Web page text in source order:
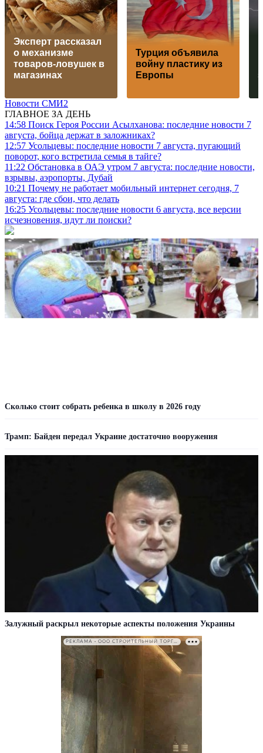
Эксперт рассказал
о механизме
товаров-ловушек в
магазинах
Турция объявила
войну пластику из
Европы
Новости СМИ2
ГЛАВНОЕ ЗА ДЕНЬ
14:58 Поиск Героя России Асылханова: последние новости 7
августа, бойца держат в заложниках?
12:57 Усольцевы: последние новости 7 августа, пугающий
поворот, кого встретила семья в тайге?
11:22 Обстановка в ОАЭ утром 7 августа: последние новости,
взрывы, аэропорты, Дубай
10:21 Почему не работает мобильный интернет сегодня, 7
августа: где сбои, что делать
16:25 Усольцевы: последние новости 6 августа, все версии
исчезновения, идут ли поиски?
Сколько стоит собрать ребенка в школу в 2026 году
Трамп: Байден передал Украине достаточно вооружения
Залужный раскрыл некоторые аспекты положения Украины
РЕКЛАМА • ООО СТРОИТЕЛЬНЫЙ ТОРГОВЫЙ ДОМ «ПЕТРОВИЧ». ИНН: 7802348846